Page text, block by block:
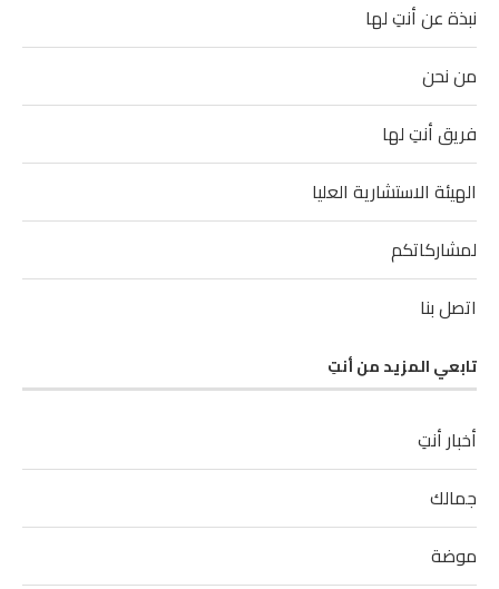
نبذة عن أنتِ لها
من نحن
فريق أنتِ لها
الهيئة الاستشارية العليا
لمشاركاتكم
اتصل بنا
تابعي المزيد من أنتِ
أخبار أنتِ
جمالك
موضة